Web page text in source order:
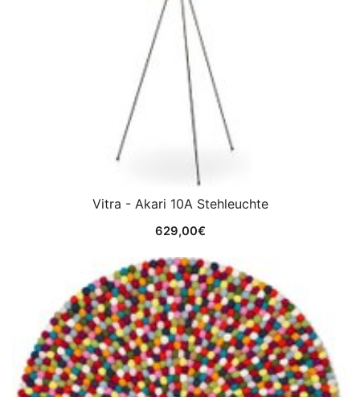
Vitra - Akari 10A Stehleuchte
629,00€